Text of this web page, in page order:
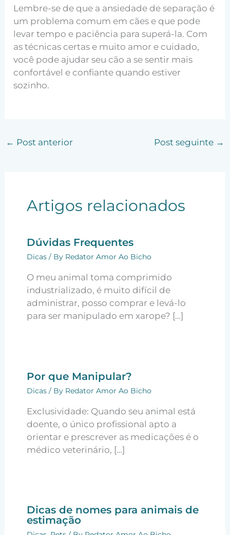
Lembre-se de que a ansiedade de separação é
um problema comum em cães e que pode
levar tempo e paciência para superá-la. Com
as técnicas certas e muito amor e cuidado,
você pode ajudar seu cão a se sentir mais
confortável e confiante quando estiver
sozinho.
← Post anterior Post seguinte →
Artigos relacionados
Dúvidas Frequentes
Dicas/ By Redator Amor Ao Bicho
O meu animal toma comprimido
industrializado, é muito difícil de
administrar, posso comprar e levá-lo
para ser manipulado em xarope? […]
Por que Manipular?
Dicas/ By Redator Amor Ao Bicho
Exclusividade: Quando seu animal está
doente, o único profissional apto a
orientar e prescrever as medicações é o
médico veterinário, […]
Dicas de nomes para animais de
estimação